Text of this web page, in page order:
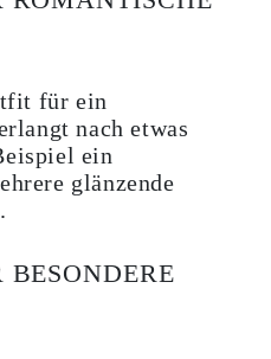
für ein
nach etwas
ein
glänzende